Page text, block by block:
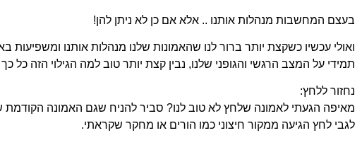
בעצם המחשבות מנהלות אותנו .. אלא אם כן לא ניתן להן!
ואולי עכשיו כשקצת יותר ברור לנו שהאמונות שלנו מנהלות אותנו ומשפיעות
תמידי על המצב הרגשי והגופני שלנו, נבין קצת יותר טוב למה הגילוי הזה כל
נחזור ללחץ:
מאיפה הגעתי לאמונה שלחץ לא טוב לנו? סביר להניח שגם האמונה הקודמת
לגבי לחץ הגיעה ממקור חיצוני כמו הורים או מחקר שקראתי.